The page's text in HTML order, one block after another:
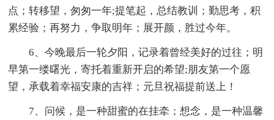
点；转移望，匆匆一年;提笔起，总结教训；勤思考，积
累经验；再努力，争取明年；展开颜，胜过今年。
6、今晚最后一轮夕阳，记录着曾经美好的过往；明
早第一缕曙光，寄托着重新开启的希望;朋友第一个愿
望，承载着幸福安康的吉祥；元旦祝福提前送上！
7、问候，是一种甜蜜的在挂牵；想念，是一种温馨